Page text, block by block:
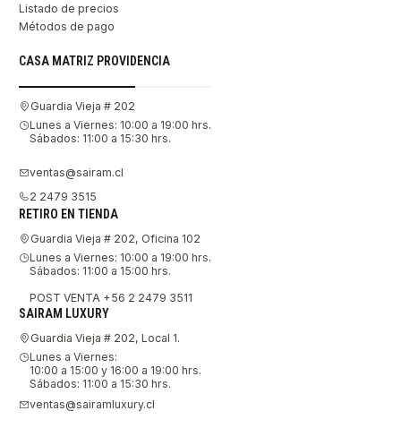
Listado de precios
Métodos de pago
CASA MATRIZ PROVIDENCIA
Guardia Vieja # 202
Lunes a Viernes: 10:00 a 19:00 hrs.
Sábados: 11:00 a 15:30 hrs.
ventas@sairam.cl
2 2479 3515
RETIRO EN TIENDA
Guardia Vieja # 202, Oficina 102
Lunes a Viernes: 10:00 a 19:00 hrs.
Sábados: 11:00 a 15:00 hrs.
POST VENTA +56 2 2479 3511
SAIRAM LUXURY
Guardia Vieja # 202, Local 1.
Lunes a Viernes:
10:00 a 15:00 y 16:00 a 19:00 hrs.
Sábados: 11:00 a 15:30 hrs.
ventas@sairamluxury.cl